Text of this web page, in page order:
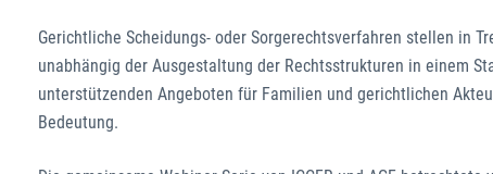
Gerichtliche Scheidungs- oder Sorgerechtsverfahren stellen in
unabhängig der Ausgestaltung der Rechtsstrukturen in einem
unterstützenden Angeboten für Familien und gerichtlichen
Bedeutung.